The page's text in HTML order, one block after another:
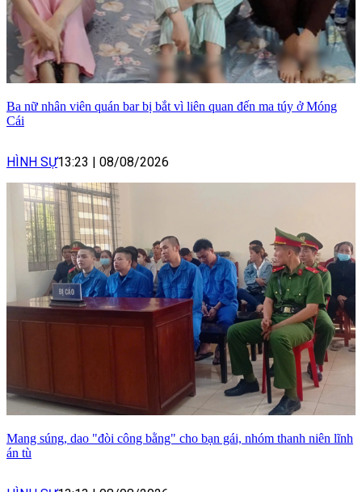
Ba nữ nhân viên quán bar bị bắt vì liên quan đến ma túy ở Móng
Cái
HÌNH SỰ13:23 08/08/2026
Mang súng, dao "đòi công bằng" cho bạn gái, nhóm thanh niên lĩnh
án tù